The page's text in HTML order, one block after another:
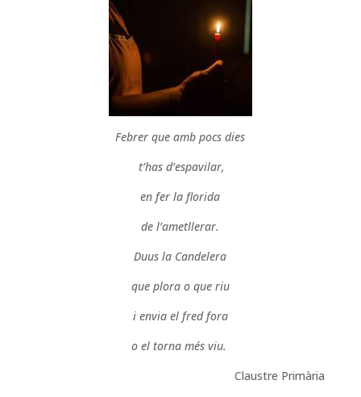
Febrer que amb pocs dies
t’has d’espavilar,
en fer la florida
de l’ametllerar.
Duus la Candelera
que plora o que riu
i envia el fred fora
o el torna més viu.
Claustre Primària